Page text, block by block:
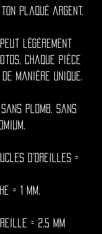
plaqué argent.
légèrement
chaque pièce
manière unique.
plomb. Sans
d'oreilles =
= 1 mm.
= 2,5 mm